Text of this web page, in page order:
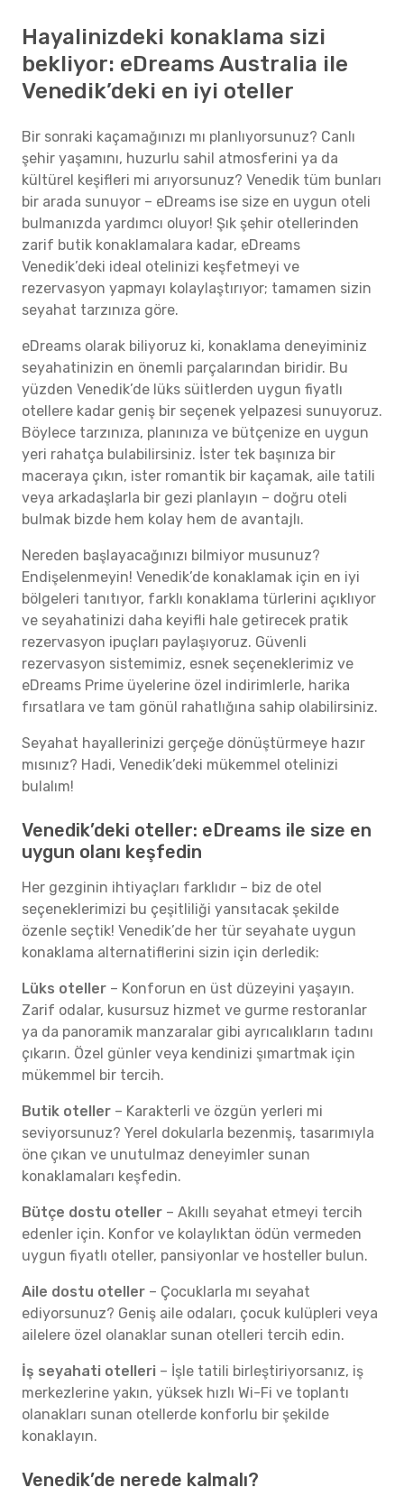
Hayalinizdeki konaklama sizi
bekliyor: eDreams Australia ile
Venedik’deki en iyi oteller
Bir sonraki kaçamağınızı mı planlıyorsunuz? Canlı
şehir yaşamını, huzurlu sahil atmosferini ya da
kültürel keşifleri mi arıyorsunuz? Venedik tüm bunları
bir arada sunuyor – eDreams ise size en uygun oteli
bulmanızda yardımcı oluyor! Şık şehir otellerinden
zarif butik konaklamalara kadar, eDreams
Venedik’deki ideal otelinizi keşfetmeyi ve
rezervasyon yapmayı kolaylaştırıyor; tamamen sizin
seyahat tarzınıza göre.
eDreams olarak biliyoruz ki, konaklama deneyiminiz
seyahatinizin en önemli parçalarından biridir. Bu
yüzden Venedik’de lüks süitlerden uygun fiyatlı
otellere kadar geniş bir seçenek yelpazesi sunuyoruz.
Böylece tarzınıza, planınıza ve bütçenize en uygun
yeri rahatça bulabilirsiniz. İster tek başınıza bir
maceraya çıkın, ister romantik bir kaçamak, aile tatili
veya arkadaşlarla bir gezi planlayın – doğru oteli
bulmak bizde hem kolay hem de avantajlı.
Nereden başlayacağınızı bilmiyor musunuz?
Endişelenmeyin! Venedik’de konaklamak için en iyi
bölgeleri tanıtıyor, farklı konaklama türlerini açıklıyor
ve seyahatinizi daha keyifli hale getirecek pratik
rezervasyon ipuçları paylaşıyoruz. Güvenli
rezervasyon sistemimiz, esnek seçeneklerimiz ve
eDreams Prime üyelerine özel indirimlerle, harika
fırsatlara ve tam gönül rahatlığına sahip olabilirsiniz.
Seyahat hayallerinizi gerçeğe dönüştürmeye hazır
mısınız? Hadi, Venedik’deki mükemmel otelinizi
bulalım!
Venedik’deki oteller: eDreams ile size en
uygun olanı keşfedin
Her gezginin ihtiyaçları farklıdır – biz de otel
seçeneklerimizi bu çeşitliliği yansıtacak şekilde
özenle seçtik! Venedik’de her tür seyahate uygun
konaklama alternatiflerini sizin için derledik:
Lüks oteller – Konforun en üst düzeyini yaşayın.
Zarif odalar, kusursuz hizmet ve gurme restoranlar
ya da panoramik manzaralar gibi ayrıcalıkların tadını
çıkarın. Özel günler veya kendinizi şımartmak için
mükemmel bir tercih.
Butik oteller – Karakterli ve özgün yerleri mi
seviyorsunuz? Yerel dokularla bezenmiş, tasarımıyla
öne çıkan ve unutulmaz deneyimler sunan
konaklamaları keşfedin.
Bütçe dostu oteller – Akıllı seyahat etmeyi tercih
edenler için. Konfor ve kolaylıktan ödün vermeden
uygun fiyatlı oteller, pansiyonlar ve hosteller bulun.
Aile dostu oteller – Çocuklarla mı seyahat
ediyorsunuz? Geniş aile odaları, çocuk kulüpleri veya
ailelere özel olanaklar sunan otelleri tercih edin.
İş seyahati otelleri – İşle tatili birleştiriyorsanız, iş
merkezlerine yakın, yüksek hızlı Wi-Fi ve toplantı
olanakları sunan otellerde konforlu bir şekilde
konaklayın.
Venedik’de nerede kalmalı?